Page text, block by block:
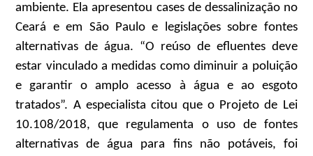
ambiente. Ela apresentou cases de dessalinização no
Ceará e em São Paulo e legislações sobre fontes
alternativas de água. “O reúso de efluentes deve
estar vinculado a medidas como diminuir a poluição
e garantir o amplo acesso à água e ao esgoto
tratados”. A especialista citou que o Projeto de Lei
10.108/2018, que regulamenta o uso de fontes
alternativas de água para fins não potáveis, foi